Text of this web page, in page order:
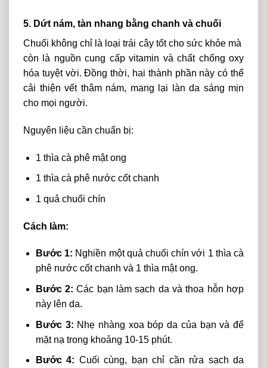
5. Dứt nám, tàn nhang bằng chanh và chuối
Chuối không chỉ là loạitrái câytốt cho sức khỏe mà
còn
là nguồn cung cấp vitamin và chấtchống oxy
hóa tuyệt vời. Đồngthời, hai thành phần này có thể
cải thiện vếtthâm nám, mang lại làn da sáng mịn
cho mọi người.
Nguyên liệu cần chuẩn bị:
1 thìa cà phê mật ong
1 thìa cà phê nước cốt chanh
1 quả chuối chín
Cách làm:
Bước 1: Nghiền một quảchuối chín với 1 thìa cà
phê nước cốt chanh và 1 thìa mật ong.
Bước 2: Các bạn làm sạch da và thoa hỗn hợp
này lên da.
Bước 3: Nhẹ nhàng xoa bóp da của bạn và để
mặt nạ trong khoảng 10-15 phút.
Bước 4: Cuối cùng, bạn chỉ cần rửa sạch da